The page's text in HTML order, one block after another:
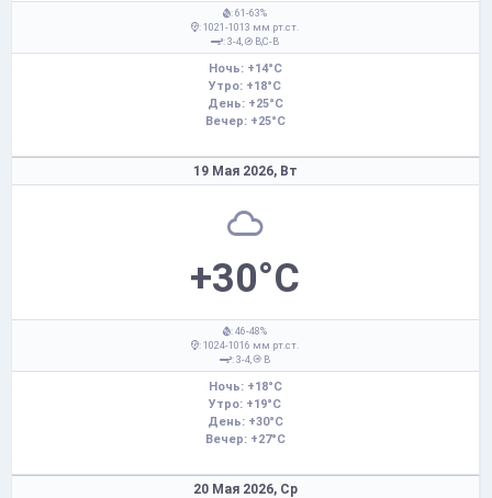
: 61-63%
: 1021-1013 мм рт.ст.
: 3-4,
В,С-В
Ночь: +14°C
Утро: +18°C
День: +25°C
Вечер: +25°C
19 Мая 2026, Вт
+30°C
: 46-48%
: 1024-1016 мм рт.ст.
: 3-4,
В
Ночь: +18°C
Утро: +19°C
День: +30°C
Вечер: +27°C
20 Мая 2026, Ср